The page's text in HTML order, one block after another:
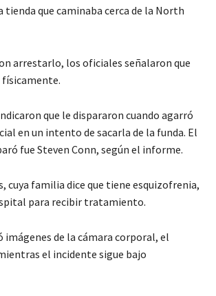
tienda que caminaba cerca de la North
arrestarlo, los oficiales señalaron que
físicamente.
que le dispararon cuando agarró
en un intento de sacarla de la funda. El
fue Steven Conn, según el informe.
cuya familia dice que tiene esquizofrenia,
para recibir tratamiento.
imágenes de la cámara corporal, el
el incidente sigue bajo